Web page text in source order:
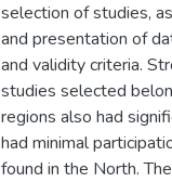
selection of studies,
and presentation of
and validity criteria.
studies selected
regions also had
had minimal
found in the North.